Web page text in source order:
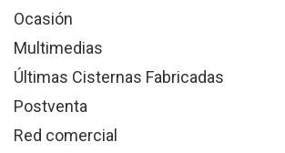
Ocasión
Multimedias
Últimas Cisternas Fabricadas
Postventa
Red comercial